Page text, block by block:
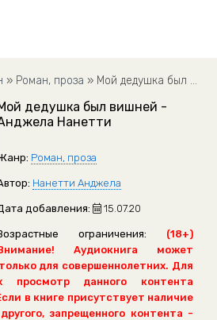
» Роман, проза » Мой дедушка был вишней - Анджела Нанетти
дедушка был вишней -
Нанетти
Роман, проза
Нанетти Анджела
добавления: 15.07.20
ограничения:
(18+)
Аудиокнига может
для совершеннолетних. Для
просмотр данного контента
в книге присутствует наличие
запрещенного контента -